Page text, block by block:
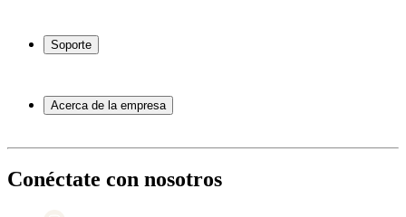
Botelleros
Muebles para vino
Soporte
Servicio
Pago
Devolución
Acerca de la empresa
Black Friday
Singles Day
Conéctate con nosotros